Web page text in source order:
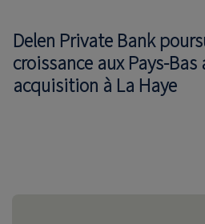
Delen Private Bank
croissance aux Pays-
acquisition à La Haye